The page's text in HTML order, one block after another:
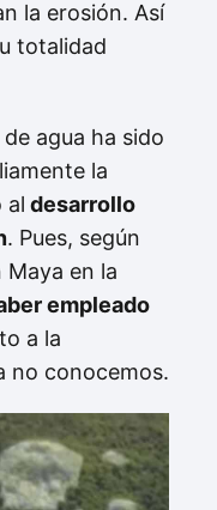
la erosión. Así
totalidad
agua ha sido
la
al desarrollo
. Pues, según
Maya en la
empleado
a la
no conocemos.